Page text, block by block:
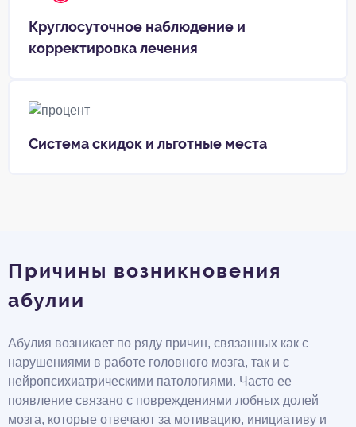
Круглосуточное наблюдение и
корректировка лечения
Система скидок и льготные места
Причины возникновения
абулии
Абулия возникает по ряду причин, связанных как с
нарушениями в работе головного мозга, так и с
нейропсихиатрическими патологиями. Часто ее
появление связано с повреждениями лобных долей
мозга, которые отвечают за мотивацию, инициативу и